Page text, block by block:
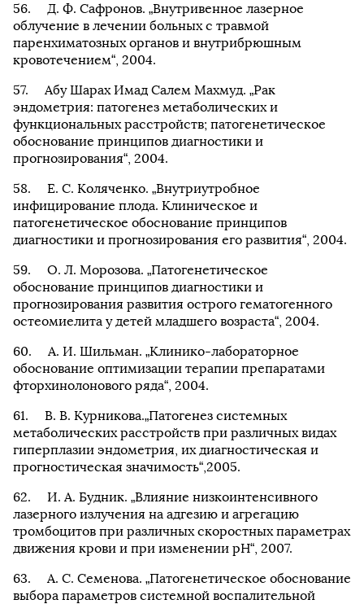
Д. Ф. Сафронов. „Внутривенное лазерное
облучение в лечении больных с травмой
паренхиматозных органов и внутрибрюшным
кровотечением“, 2004.
Абу Шарах Имад Салем Махмуд. „Рак
эндометрия: патогенез метаболических и
функциональных расстройств; патогенетическое
обоснование принципов диагностики и
прогнозирования“, 2004.
Е. С. Коляченко. „Внутриутробное
инфицирование плода. Клиническое и
патогенетическое обоснование принципов
диагностики и прогнозирования его развития“, 2004.
О. Л. Морозова. „Патогенетическое
обоснование принципов диагностики и
прогнозирования развития острого гематогенного
остеомиелита у детей младшего возраста“, 2004.
А. И. Шильман. „Клинико-лабораторное
обоснование оптимизации терапии препаратами
фторхинолонового ряда“, 2004.
В. В. Курникова.„Патогенез системных
метаболических расстройств при различных видах
гиперплазии эндометрия, их диагностическая и
прогностическая значимость“,2005.
И. А. Будник. „Влияние низкоинтенсивного
лазерного излучения на адгезию и агрегацию
тромбоцитов при различных скоростных параметрах
движения крови и при изменении pH“, 2007.
А. С. Семенова. „Патогенетическое обоснование
выбора параметров системной воспалительной